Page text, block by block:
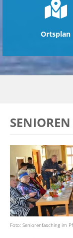
Ortsplan
Foto: Seniorenfasching im